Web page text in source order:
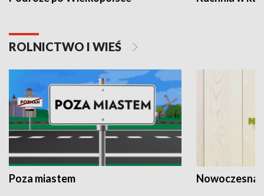
ROLNICTWO I WIEŚ
Poza miastem Nowoczesna